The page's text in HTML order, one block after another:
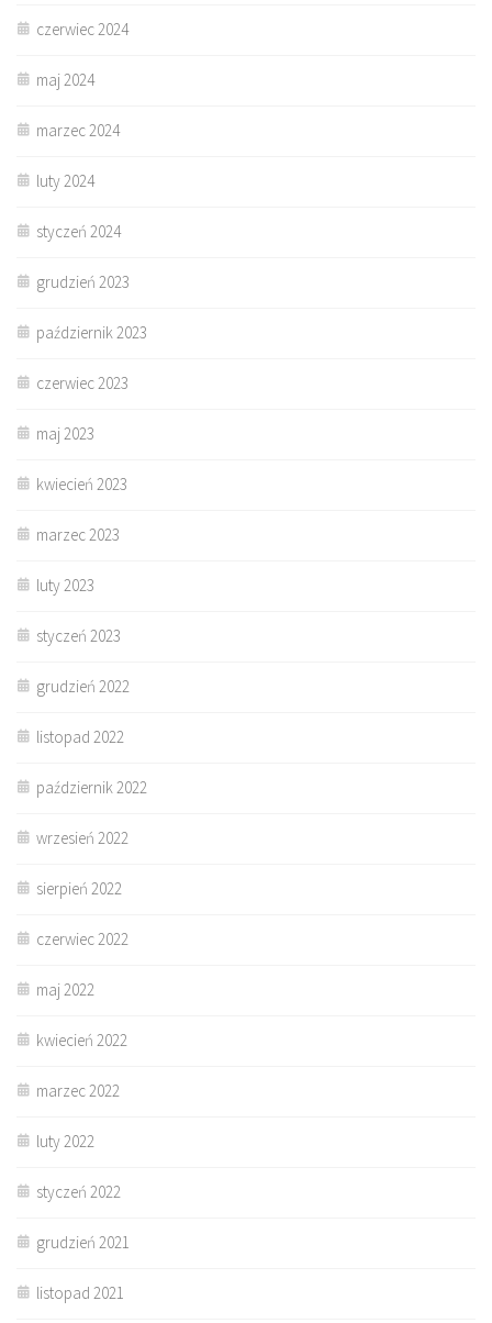
czerwiec 2024
maj 2024
marzec 2024
luty 2024
styczeń 2024
grudzień 2023
październik 2023
czerwiec 2023
maj 2023
kwiecień 2023
marzec 2023
luty 2023
styczeń 2023
grudzień 2022
listopad 2022
październik 2022
wrzesień 2022
sierpień 2022
czerwiec 2022
maj 2022
kwiecień 2022
marzec 2022
luty 2022
styczeń 2022
grudzień 2021
listopad 2021